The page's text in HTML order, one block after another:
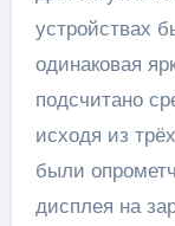
устройствах
одинаковая
подсчитано
исходя из
были
дисплея на